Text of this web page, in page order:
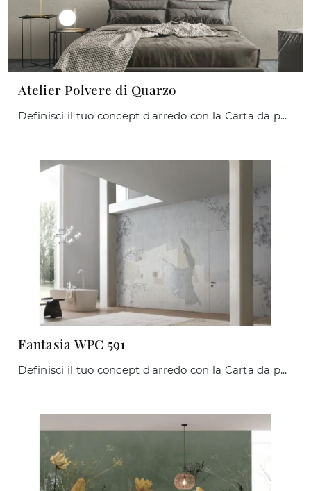
Atelier Polvere di Quarzo
Definisci il tuo concept d'arredo con la Carta da parati in TNT: se cerchi una soluzione moderna, Atelier Polvere di Quarzo fa per te.
Fantasia WPC 591
Definisci il tuo concept d'arredo con la Carta da parati vinilica: se cerchi una soluzione moderna, Fantasia WPC 591 fa per te.